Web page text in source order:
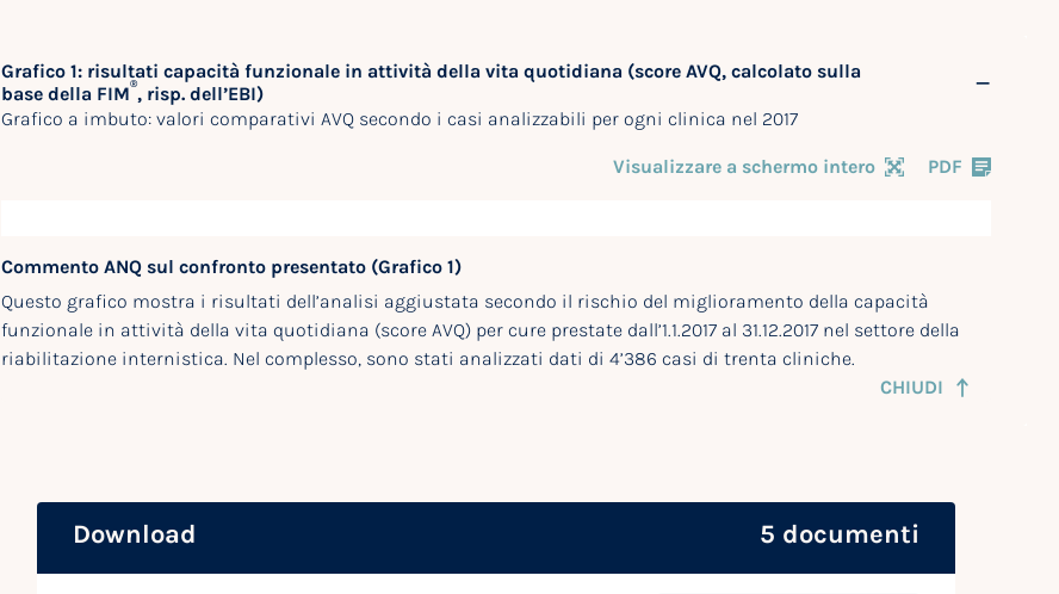
Grafico 1: risultati capacità funzionale in attività della vita quotidiana (score AVQ, calcolato sulla
base della FIM®, risp. dell’EBI)
Grafico a imbuto: valori comparativi AVQ secondo i casi analizzabili per ogni clinica nel 2017
Visualizzare a schermo intero PDF
Commento ANQ sul confronto presentato (Grafico 1)
Questo grafico mostra i risultati dell’analisi aggiustata secondo il rischio del miglioramento della capacità
funzionale in attività della vita quotidiana (score AVQ) per cure prestate dall’1.1.2017 al 31.12.2017 nel settore della
riabilitazione internistica. Nel complesso, sono stati analizzati dati di 4’386 casi di trenta cliniche.
CHIUDI
Download 5 documenti